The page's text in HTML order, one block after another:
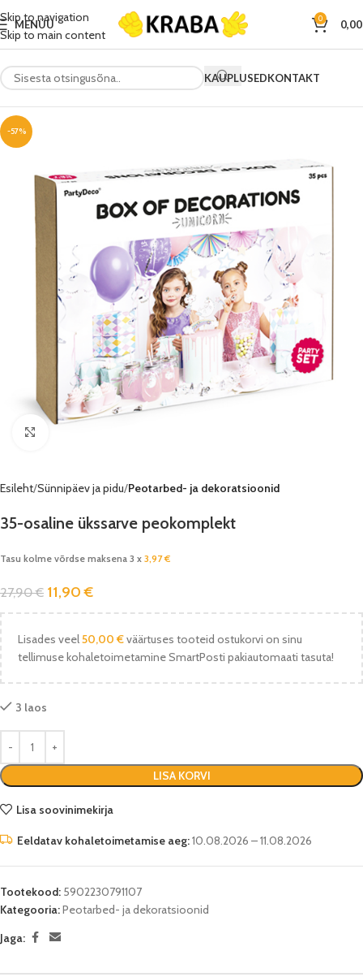
Skip to navigation
Skip to main content
MENÜÜ 0
KAUPLUSEDKONTAKT
-57%
Esileht Sünnipäev ja pidu Peotarbed- ja dekoratsioonid
35-osaline ükssarve peokomplekt
Tasu kolme võrdse maksena 3 x 3,97€
27,90€ 11,90€
Lisades veel50,00 €väärtuses tooteid ostukorvi on sinu
tellimuse kohaletoimetamine SmartPosti pakiautomaati tasuta!
3 laos
LISA KORVI
Lisa soovinimekirja
Eeldatav kohaletoimetamise aeg:10.08.2026 – 11.08.2026
Tootekood: 5902230791107
Kategooria:Peotarbed- ja dekoratsioonid
Jaga: